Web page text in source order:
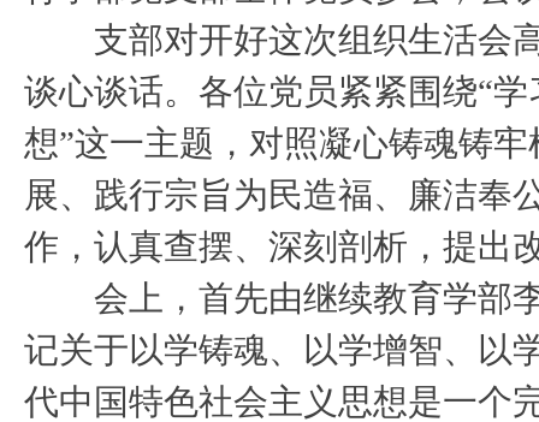
支部对开好这次组织生活会高
谈心谈话。各位党员紧紧围绕“
想”这一主题，对照凝心铸魂铸
展、践行宗旨为民造福、廉洁奉
作，认真查摆、深刻剖析，提出
会上，首先由继续教育学部李
记关于以学铸魂、以学增智、以
代中国特色社会主义思想是一个